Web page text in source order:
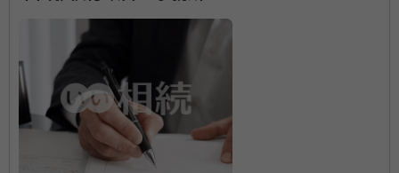
契約後の感想
一方的に作業を進めて行くのではなく、依頼主側の話しにも充分耳を傾
けてくれる。